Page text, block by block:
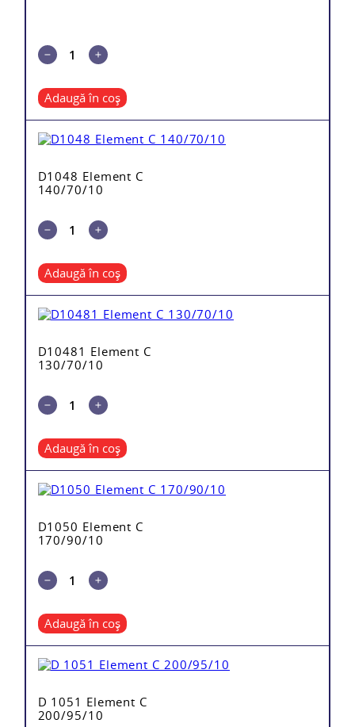
Adaugă în coș
D1048 Element C
140/70/10
Adaugă în coș
D10481 Element C
130/70/10
Adaugă în coș
D1050 Element C
170/90/10
Adaugă în coș
D 1051 Element C
200/95/10